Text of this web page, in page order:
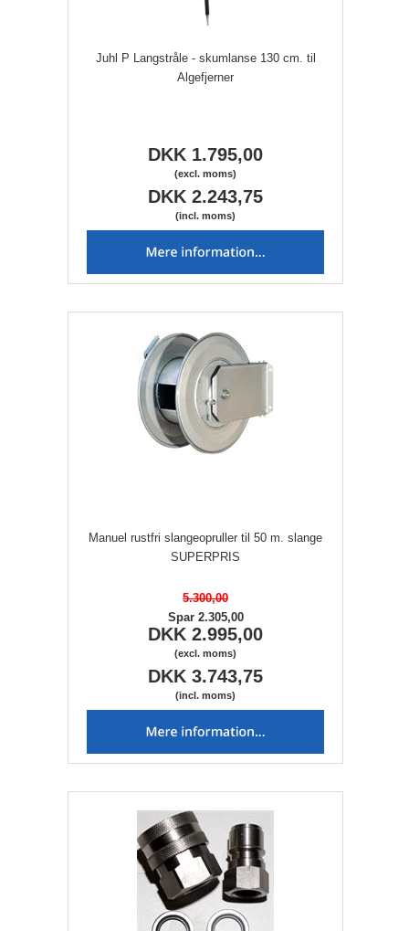
Juhl P Langstråle - skumlanse 130 cm. til
Algefjerner
DKK 1.795,00
(excl. moms)
DKK 2.243,75
(incl. moms)
Manuel rustfri slangeopruller til 50 m. slange
SUPERPRIS
5.300,00
Spar 2.305,00
DKK 2.995,00
(excl. moms)
DKK 3.743,75
(incl. moms)